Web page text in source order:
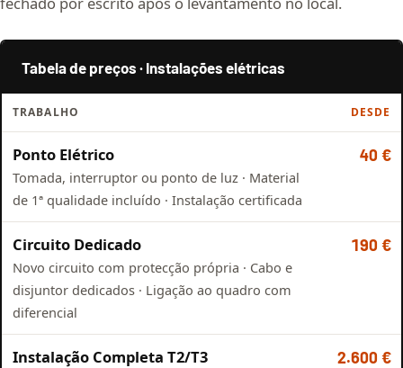
Tabela de preços · Instalações elétricas
TRABALHO DESDE
Ponto Elétrico
Tomada, interruptor ou ponto de luz · Material
de 1ª qualidade incluído · Instalação certificada
40 €
Circuito Dedicado
Novo circuito com protecção própria · Cabo e
disjuntor dedicados · Ligação ao quadro com
diferencial
190 €
Instalação Completa T2/T3 2.600 €